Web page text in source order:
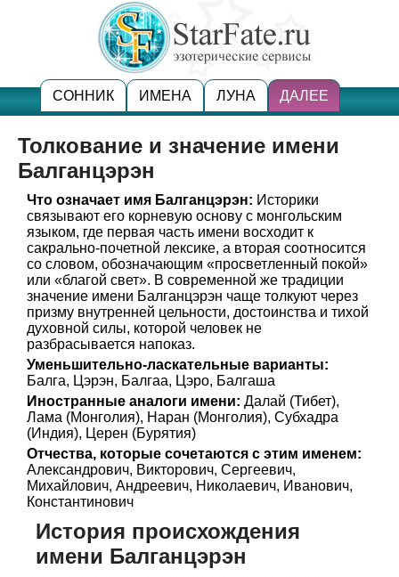
СОННИК ИМЕНА ЛУНА ДАЛЕЕ
Толкование и значение имени
Балганцэрэн
Что означает имя Балганцэрэн: Историки
связывают его корневую основу с монгольским
языком, где первая часть имени восходит к
сакрально-почетной лексике, а вторая соотносится
со словом, обозначающим «просветленный покой»
или «благой свет». В современной же традиции
значение имени Балганцэрэн чаще толкуют через
призму внутренней цельности, достоинства и тихой
духовной силы, которой человек не
разбрасывается напоказ.
Уменьшительно-ласкательные варианты:
Балга, Цэрэн, Балгаа, Цэро, Балгаша
Иностранные аналоги имени: Далай (Тибет),
Лама (Монголия), Наран (Монголия), Субхадра
(Индия), Церен (Бурятия)
Отчества, которые сочетаются с этим именем:
Александрович, Викторович, Сергеевич,
Михайлович, Андреевич, Николаевич, Иванович,
Константинович
История происхождения
имени Балганцэрэн